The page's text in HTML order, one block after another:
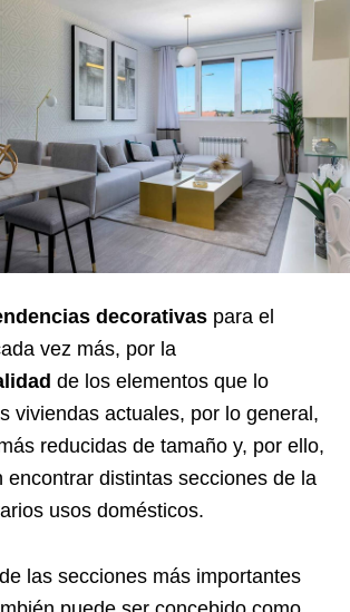
decorativas para el
vez más, por la
de los elementos que lo
viviendas actuales, por lo general,
reducidas de tamaño y, por ello,
encontrar distintas secciones de la
usos domésticos.
las secciones más importantes